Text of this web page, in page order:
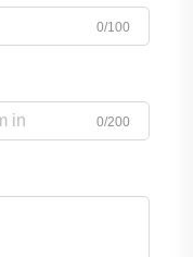
0/100
0/200